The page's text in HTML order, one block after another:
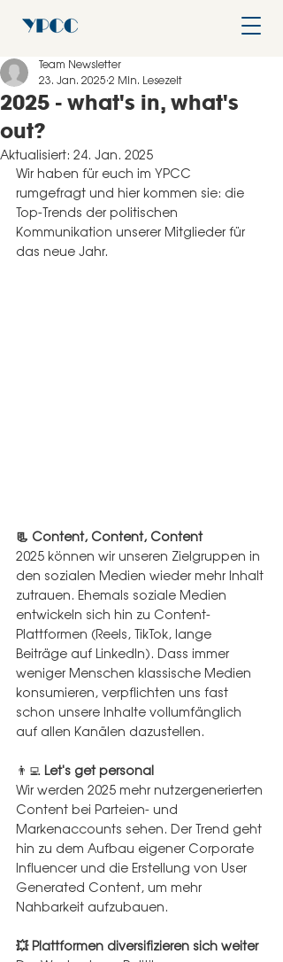
2025 - what's in, what's
out?
Team Newsletter
23. Jan. 2025 2 Min. Lesezeit
Aktualisiert: 24. Jan. 2025
Wir haben für euch im YPCC
rumgefragt und hier kommen sie: die
Top-Trends der politischen
Kommunikation unserer Mitglieder für
das neue Jahr.
📃 Content, Content, Content
2025 können wir unseren Zielgruppen in
den sozialen Medien wieder mehr Inhalt
zutrauen. Ehemals soziale Medien
entwickeln sich hin zu Content-
Plattformen (Reels, TikTok, lange
Beiträge auf LinkedIn). Dass immer
weniger Menschen klassische Medien
konsumieren, verpflichten uns fast
schon unsere Inhalte vollumfänglich
auf allen Kanälen dazustellen.
👨‍💻 Let's get personal
Wir werden 2025 mehr nutzergenerierten
Content bei Parteien- und
Markenaccounts sehen. Der Trend geht
hin zu dem Aufbau eigener Corporate
Influencer und die Erstellung von User
Generated Content, um mehr
Nahbarkeit aufzubauen.
💥 Plattformen diversifizieren sich weiter